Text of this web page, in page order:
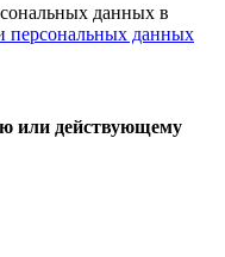
данных в
персональных данных
или действующему